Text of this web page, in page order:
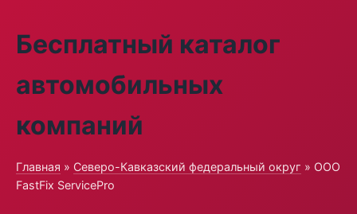
Бесплатный каталог
автомобильных
компаний
Главная » Северо-Кавказский федеральный округ » ООО
FastFix ServicePro